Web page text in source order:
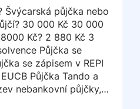
Švýcarská půjčka nebo
30 000 Kč 30 000
Kč? 2 880 Kč 3
Půjčka se
se zápisem v REPI
Půjčka Tando a
nebankovní půjčky,…